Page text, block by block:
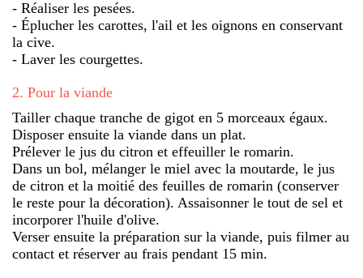
- Réaliser les pesées.
- Éplucher les carottes, l'ail et les oignons en conservant
la cive.
- Laver les courgettes.
2. Pour la viande
Tailler chaque tranche de gigot en 5 morceaux égaux.
Disposer ensuite la viande dans un plat.
Prélever le jus du citron et effeuiller le romarin.
Dans un bol, mélanger le miel avec la moutarde, le jus
de citron et la moitié des feuilles de romarin (conserver
le reste pour la décoration). Assaisonner le tout de sel et
incorporer l'huile d'olive.
Verser ensuite la préparation sur la viande, puis filmer au
contact et réserver au frais pendant 15 min.